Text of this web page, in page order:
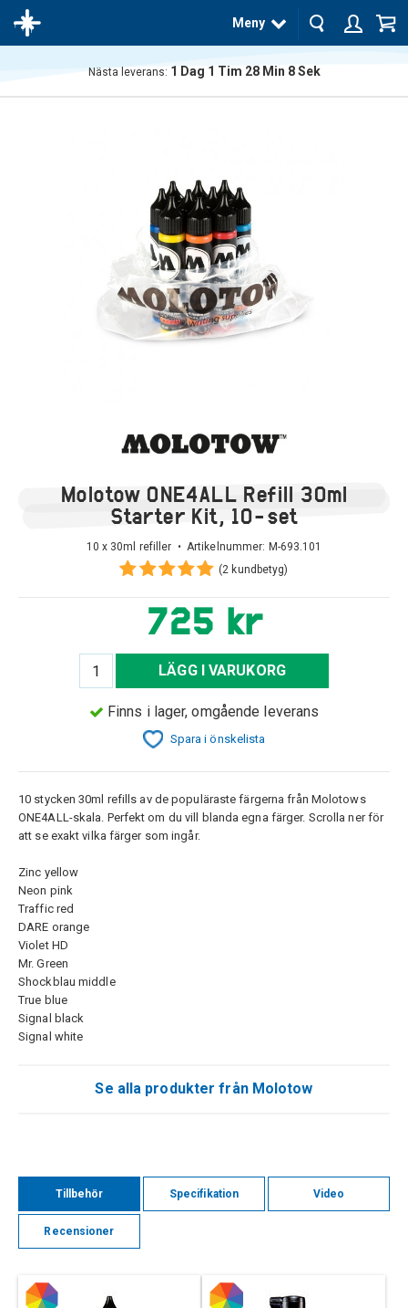
Meny
Nästa leverans: 1 Dag 1 Tim 28Min 8Sek
Molotow ONE4ALL Refill 30ml
Starter Kit, 10-set
10 x 30ml refiller • Artikelnummer: M-693.101
(2 kundbetyg)
725 kr
LÄGG I VARUKORG
Finns i lager, omgående leverans
Spara i önskelista
10 stycken 30ml refills av de populäraste färgerna från Molotows
ONE4ALL-skala. Perfekt om du vill blanda egna färger. Scrolla ner för
att se exakt vilka färger som ingår.
Zinc yellow
Neon pink
Traffic red
DARE orange
Violet HD
Mr. Green
Shockblau middle
True blue
Signal black
Signal white
Se alla produkter från Molotow
Tillbehör Specifikation Video
Recensioner